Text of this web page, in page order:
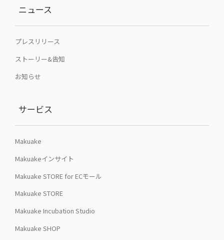
ニュース
プレスリリース
ストーリー&告知
お知らせ
サービス
Makuake
Makuakeインサイト
Makuake STORE for ECモール
Makuake STORE
Makuake Incubation Studio
Makuake SHOP